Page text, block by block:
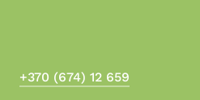
+370 (674) 12 659